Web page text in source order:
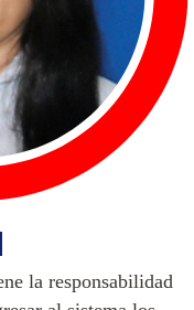
la responsabilidad